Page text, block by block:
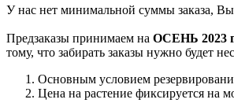
У нас нет минимальной суммы заказа,
Предзаказы принимаем на ОСЕНЬ 2023
тому, что забирать заказы нужно будет
Основным условием
Цена на растение фиксируется на